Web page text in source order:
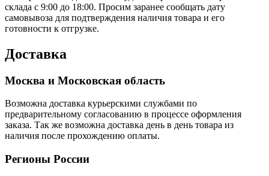
склада с 9:00 до 18:00. Просим заранее сообщать дату
самовывоза для подтверждения наличия товара и его
готовности к отгрузке.
Доставка
Москва и Московская область
Возможна доставка курьерскими службами по
предварительному согласованию в процессе оформления
заказа. Так же возможна доставка день в день товара из
наличия после прохождению оплаты.
Регионы России